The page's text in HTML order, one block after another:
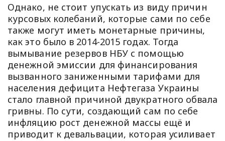
Однако, не стоит упускать из виду причин
курсовых колебаний, которые сами по себе
также могут иметь монетарные причины,
как это было в 2014-2015 годах. Тогда
вымывание резервов НБУ с помощью
денежной эмиссии для финансирования
вызванного заниженными тарифами для
населения дефицита Нефтегаза Украины
стало главной причиной двукратного обвала
гривны. По сути, создающий сам по себе
инфляцию рост денежной массы ещё и
приводит к девальвации, которая усиливает